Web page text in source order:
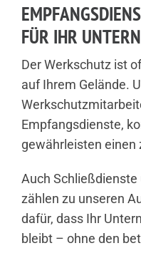
FÜR IHR
Der Werkschutz ist
auf Ihrem Gelände.
Empfangsdienste,
gewährleisten einen
Auch
zählen zu unseren
dafür, dass Ihr
bleibt – ohne den